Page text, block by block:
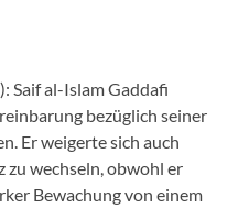
Saif al-Islam Gaddafi
bezüglich seiner
Er weigerte sich auch
wechseln, obwohl er
Bewachung von einem